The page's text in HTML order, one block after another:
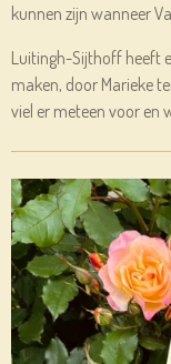
kunnen zijn wanneer
Luitingh-Sijthoff heeft
maken, door Marieke
viel er meteen voor en